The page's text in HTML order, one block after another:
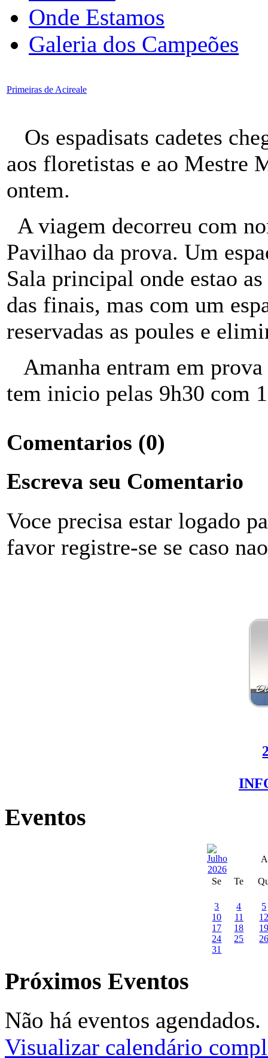
Onde Estamos
Galeria dos Campeões
Primeiras de Acireale
Os espadisats cadetes
aos floretistas e ao Mestre
ontem.
A viagem decorreu com
Pavilhao da prova. Um
Sala principal onde estao
das finais, mas com um
reservadas as poules e
Amanha entram em
tem inicio pelas 9h30 com
Comentarios (0)
Escreva seu Comentario
Voce precisa estar logado
favor registre-se se caso
Eventos
Se Te
3 4
5
10
11
17
18
24
25
31
Próximos Eventos
Não há eventos agendados.
Visualizar calendário